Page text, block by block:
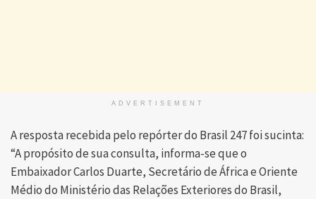
ADVERTISEMENT
A resposta recebida pelo repórter do Brasil 247 foi sucinta:
“A propósito de sua consulta, informa-se que o
Embaixador Carlos Duarte, Secretário de África e Oriente
Médio do Ministério das Relações Exteriores do Brasil,